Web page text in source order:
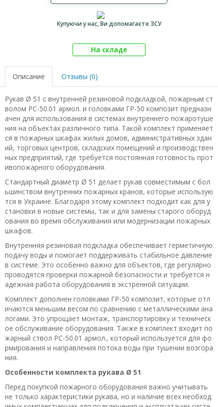
Купуючи у нас, Ви допомагаєте ЗСУ
На складе
Описание Отзывы (0)
Рукав Ø 51 с внутренней резиновой подкладкой, пожарным ст
волом РС-50.01 армол. и головками ГР-50 композит предназн
ачен для использования в системах внутреннего пожаротуше
ния на объектах различного типа. Такой комплект применяет
ся в пожарных шкафах жилых домов, административных здан
ий, торговых центров, складских помещений и производствен
ных предприятий, где требуется постоянная готовность прот
ивопожарного оборудования.
Стандартный диаметр Ø 51 делает рукав совместимым с бол
ьшинством внутренних пожарных кранов, которые использую
тся в Украине. Благодаря этому комплект подходит как для у
становки в новые системы, так и для замены старого оборуд
ования во время обслуживания или модернизации пожарных
шкафов.
Внутренняя резиновая подкладка обеспечивает герметичную
подачу воды и помогает поддерживать стабильное давление
в системе. Это особенно важно для объектов, где регулярно
проводятся проверки пожарной безопасности и требуется н
адежная работа оборудования в экстренной ситуации.
Комплект дополнен головками ГР-50 композит, которые отл
ичаются меньшим весом по сравнению с металлическими ана
логами. Это упрощает монтаж, транспортировку и техническ
ое обслуживание оборудования. Также в комплект входит по
жарный ствол РС-50.01 армол., который используется для фо
рмирования и направления потока воды при тушении возгора
ния.
Особенности комплекта рукава Ø 51
Перед покупкой пожарного оборудования важно учитывать
не только характеристики рукава, но и наличие всех необход